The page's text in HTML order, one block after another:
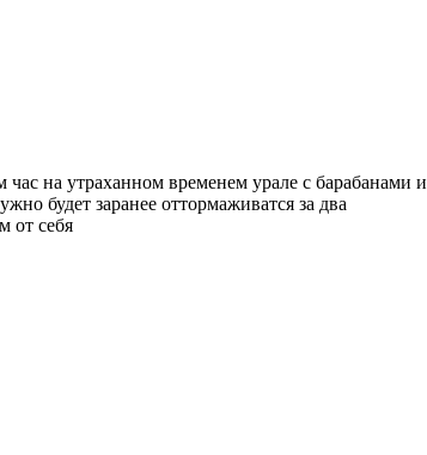
на утраханном временем урале с барабанами и
будет заранее оттормаживатся за два
от себя